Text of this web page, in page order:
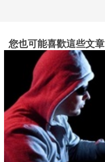
您也可能喜歡這些文章